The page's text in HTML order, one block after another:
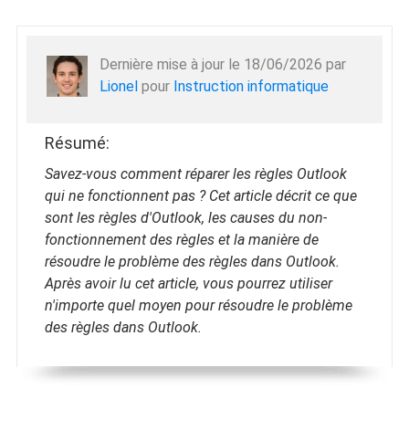
Dernière mise à jour le 18/06/2026 par
Lionel pour Instruction informatique
Résumé:
Savez-vous comment réparer les règles Outlook
qui ne fonctionnent pas ? Cet article décrit ce que
sont les règles d'Outlook, les causes du non-
fonctionnement des règles et la manière de
résoudre le problème des règles dans Outlook.
Après avoir lu cet article, vous pourrez utiliser
n'importe quel moyen pour résoudre le problème
des règles dans Outlook.